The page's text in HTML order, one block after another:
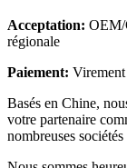
Acceptation: OEM/
régionale
Paiement:
Basés en Chine,
votre partenaire
nombreuses